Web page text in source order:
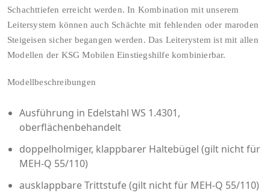
Schachttiefen erreicht werden. In Kombination mit unserem
Leitersystem können auch Schächte mit fehlenden oder maroden
Steigeisen sicher begangen werden. Das Leiterystem ist mit allen
Modellen der KSG Mobilen Einstiegshilfe kombinierbar.
Modellbeschreibungen
Ausführung in Edelstahl WS 1.4301,
oberflächenbehandelt
doppelholmiger, klappbarer Haltebügel (gilt nicht für
MEH-Q 55/110)
ausklappbare Trittstufe (gilt nicht für MEH-Q 55/110)